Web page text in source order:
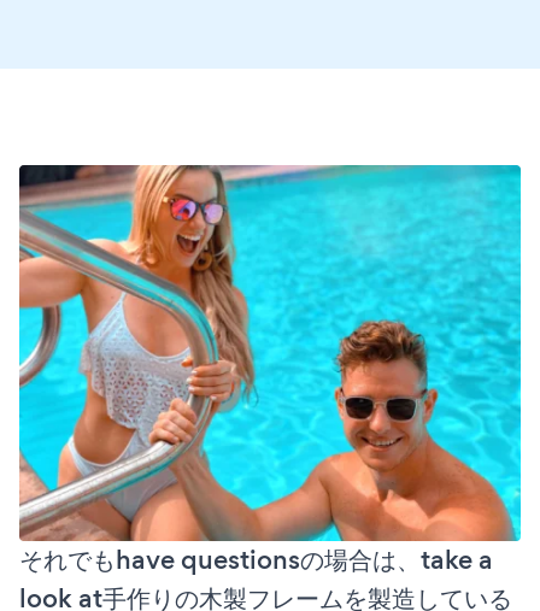
それでもhave questionsの場合は、take a
look at手作りの木製フレームを製造している